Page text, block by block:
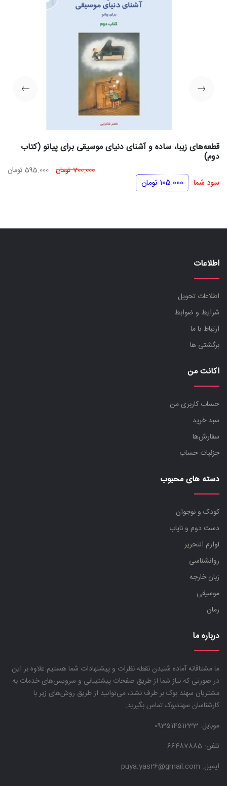
قطعه‌های زیبا، ساده و آشنای دنیای موسیقی برای پیانو (کتاب
دوم)
700.000تومان قیمت
595.000 تومان
سود شما: 105.000 تومان
اطلاعات
اطلاعات تحویل
شرایط و ضوابط
ارتباط با ما
برگشتی ها
اکانت من
حساب کاربری من
سبد خرید
سفارش‌ها
جزئیات حساب
دسته های محبوب
کودک و نوجوان
دست دوم و نایاب
لوازم التحریر
روانشناسی
زبان خارجه
موسیقی
رمان
درباره ما
ما مشتاقانه آماده شنیدن نقطه نظرات و پیشنهادات شما هستیم علاوه بر این
در صورتی که نیاز شما از طریق صفحات پیشتیبانی و سرویس‌های خدمات به
مشتریان سهند بوک بر طرف نشد، می‌توانید از طریق روش‌های زیر با
کارشناسان سهندبوک تماس بگیرید.
موبایل:
تلفن: 66487885
ایمیل: puya.yas26@gmail.com